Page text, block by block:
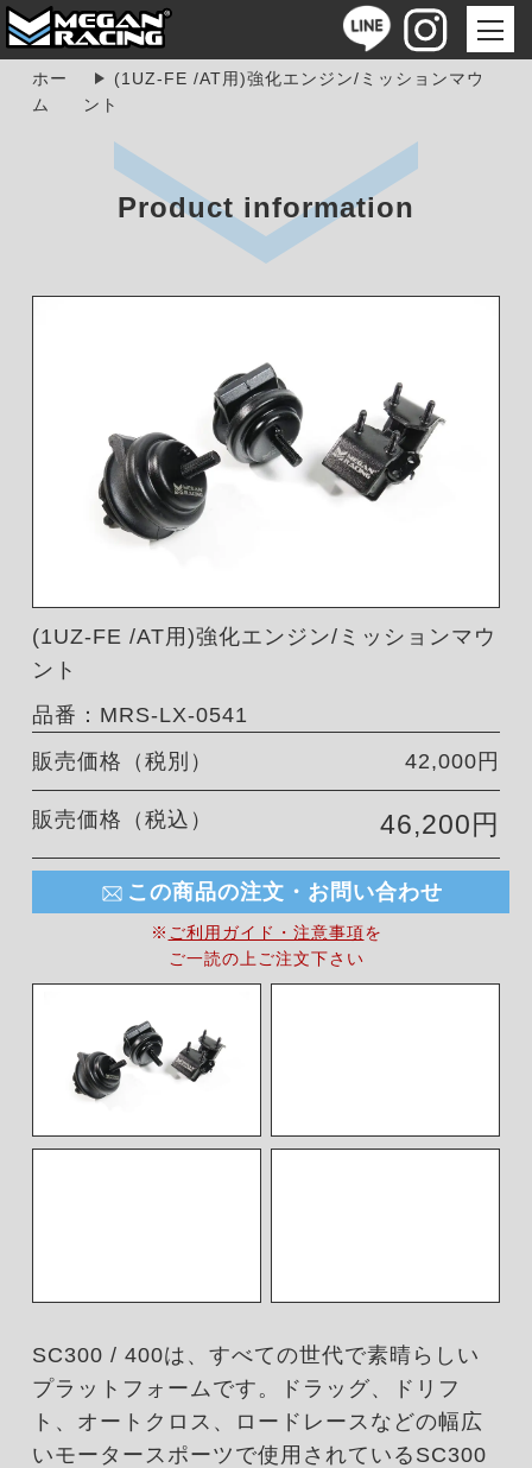
ホー
ム
(1UZ-FE /AT用)強化エンジン/ミッションマウ
ント
Product information
(1UZ-FE /AT用)強化エンジン/ミッションマウ
ント
品番：MRS-LX-0541
販売価格（税別）
42,000円
販売価格（税込） 46,200円
この商品の注文・お問い合わせ
※ ご利用ガイド・注意事項を
ご一読の上ご注文下さい
SC300 / 400は、すべての世代で素晴らしい
プラットフォームです。ドラッグ、ドリフ
ト、オートクロス、ロードレースなどの幅広
いモータースポーツで使用されているSC300